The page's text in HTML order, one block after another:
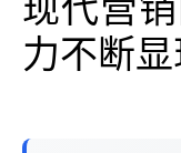
现代营
力不断显